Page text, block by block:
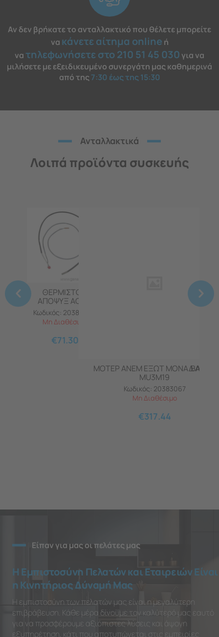
Αν δεν βρήκατε το ανταλλακτικό που θέλετε μπορείτε
να κάνετε αίτημα online ή
νατηλεφωνήσετε στο 210 51 45 030 για να
μιλήσετε με εξειδικευμένο συνεργάτη μας καθημερινά
από της7:30 έως της 15:30
Ανταλλακτικά
Λοιπά προϊόντα συσκευής
ΘΕΡΜΙΣΤΟΡ
ΑΠΟΨΥΞ AC LG
ΕΞΩΤ ΜΟΝΑΔΑΣ
Κωδικός: 20383060
Μη Διαθέσιμο
€71.30
ΜΟΤΕΡ ΑΝΕΜ ΕΞΩΤ ΜΟΝΑΔ AC LG
MU3M19
Κωδικός: 20383067
Μη Διαθέσιμο
€317.44
Είπαν για μας οι πελάτες μας
Η Εμπιστοσύνη Πελατών και Εταιρειών Είναι
η Κινητήριος Δύναμή Μας
Η εμπιστοσύνη των πελατών μας είναι η μεγαλύτερη
επιβράβευση. Κάθε μέρα δίνουμε τον καλύτερό μας εαυτό
για να προσφέρουμε αξιόπιστες λύσεις και άψογη
εξυπηρέτηση, κάτι που αποτυπώνεται στις εμπειρίες